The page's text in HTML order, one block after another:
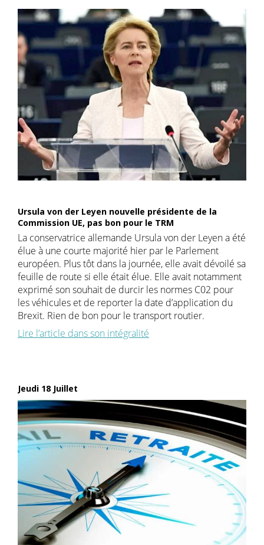
Ursula von der Leyen nouvelle présidente de la
Commission UE, pas bon pour le TRM
La conservatrice allemande Ursula von der Leyen a été
élue à une courte majorité hier par le Parlement
européen. Plus tôt dans la journée, elle avait dévoilé sa
feuille de route si elle était élue. Elle avait notamment
exprimé son souhait de durcir les normes C02 pour
les véhicules et de reporter la date d’application du
Brexit. Rien de bon pour le transport routier.
Lire l’article dans son intégralité
Jeudi 18 Juillet